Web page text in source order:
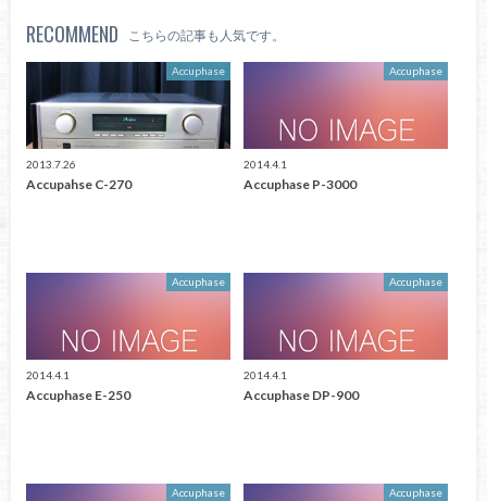
RECOMMEND こちらの記事も人気です。
Accuphase
2013.7.26
Accupahse C-270
Accuphase
2014.4.1
Accuphase P-3000
Accuphase
2014.4.1
Accuphase E-250
Accuphase
2014.4.1
Accuphase DP-900
Accuphase Accuphase